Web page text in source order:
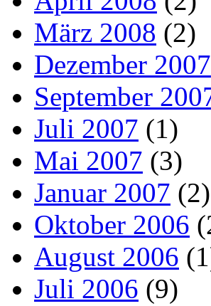
März 2008 (2)
Dezember 2007
September
Juli 2007 (1)
Mai 2007 (3)
Januar 2007 (2)
Oktober 2006
August 2006
Juli 2006 (9)